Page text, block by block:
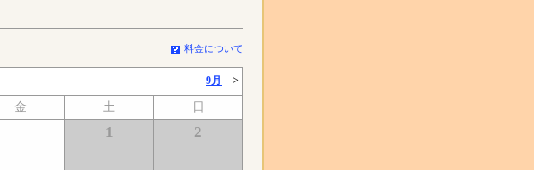
料金について
9月 >
金 土 日
1 2